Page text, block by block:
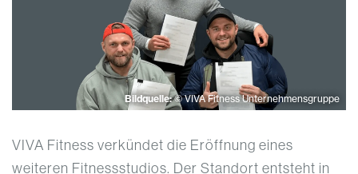
Bildquelle:© VIVA Fitness Unternehmensgruppe
VIVA Fitness verkündet die Eröffnung eines
weiteren Fitnessstudios. Der Standort entsteht in